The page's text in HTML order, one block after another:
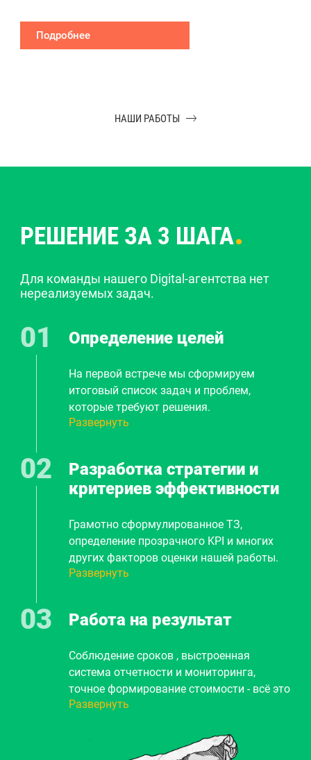
Подробнее
НАШИ РАБОТЫ
РЕШЕНИЕ ЗА 3 ШАГА.
Для команды нашего Digital-агентства нет
нереализуемых задач.
Определение целей
На первой встрече мы сформируем
итоговый список задач и проблем,
которые требуют решения.
Предварительно обговорим методы,
Развернуть
Разработка стратегии и
критериев эффективности
Грамотно сформулированное ТЗ,
определение прозрачного KPI и многих
других факторов оценки нашей работы.
Составление плана продвижения вашего
дальнейшая работка, как будет
Развернуть
Работа на результат
Соблюдение сроков , выстроенная
система отчетности и мониторинга,
точное формирование стоимости - всё это
гарантия 100% решения вашей задачи.
Развернуть